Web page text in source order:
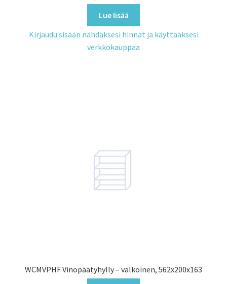
Lue lisää
Kirjaudu sisään nähdäksesi hinnat ja käyttääksesi
verkkokauppaa
WCMVPHF Vinopäätyhylly – valkoinen, 562x200x163